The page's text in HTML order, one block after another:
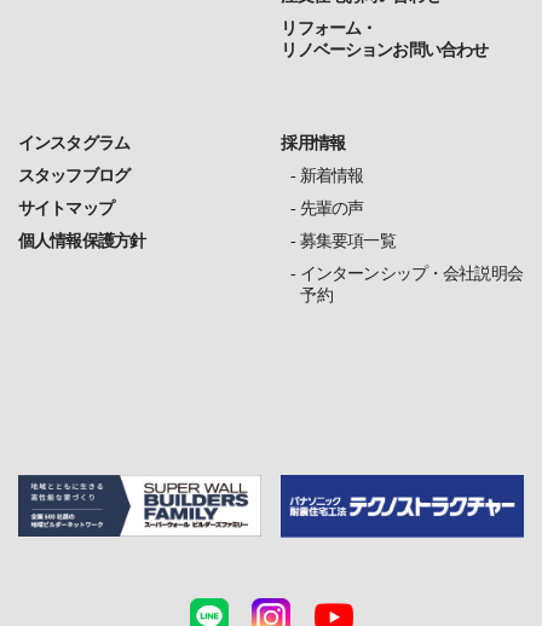
リフォーム・
リノベーションお問い合わせ
インスタグラム
スタッフブログ
サイトマップ
個人情報保護方針
採用情報
新着情報
先輩の声
募集要項一覧
インターンシップ・会社説明会
予約